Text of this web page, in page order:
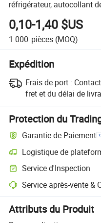
réfrigérateur, autocollant
autocollant en PVC pour
0,10-1,40 $US
1 000 pièces (MOQ)
Expédition
Frais de port :
fret et du délai de
Protection du
Garantie de Paiement
Logistique de
Suivi d'expédition plus clair
Service d'Inspection
Inspection préalable à
Service après-vente &
Résolution des litiges
Attributs du Produit